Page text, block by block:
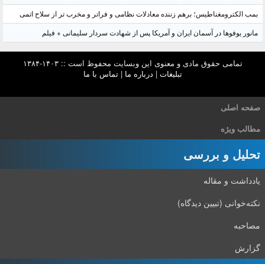
بمب الکترومغناطیس؛ برهم زننده معادلات نظامی و فراتر و مخرب تر از سلاح اتمی
مانور یوفوها در آسمان ایران و آمریکا پس از شهادت سردار سلیمانی + فیلم
تمامی حقوق مادی و معنوی این وبسایت محفوظ است :: ۱۴۰۳-۱۳۸۴
تبلیغات | درباره ما |تماس با ما
صفحه اصلی
مطالب ویژه
تحلیل و بررسی
یادداشت و مقاله
نکته‌خوانی (تبیین دیدگاه)
مصاحبه
گزارش